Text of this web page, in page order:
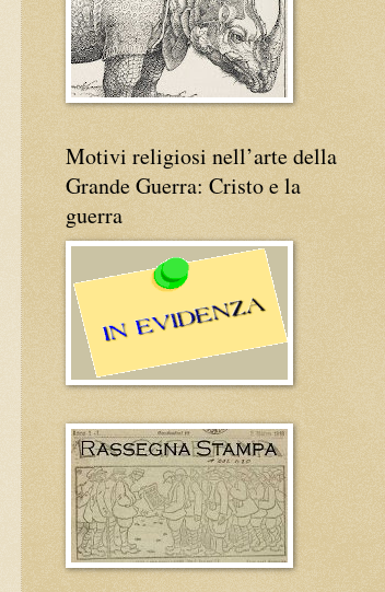
Motivi religiosi nell’arte della
Grande Guerra: Cristo e la
guerra